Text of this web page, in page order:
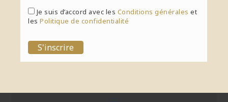
Je suis d’accord avec les Conditions générales et
lesPolitique de confidentialité
S'inscrire